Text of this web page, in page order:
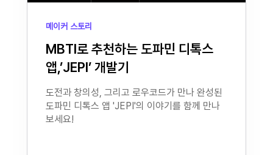
메이커 스토리
MBTI로 추천하는 도파민 디톡스
앱,’JEPI’ 개발기
도전과 창의성, 그리고 로우코드가 만나 완성된
도파민 디톡스 앱 'JEPI'의 이야기를 함께 만나
보세요!